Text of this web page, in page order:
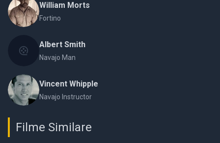
William Morts
Fortino
Albert Smith
Navajo Man
Vincent Whipple
Navajo Instructor
Filme Similare